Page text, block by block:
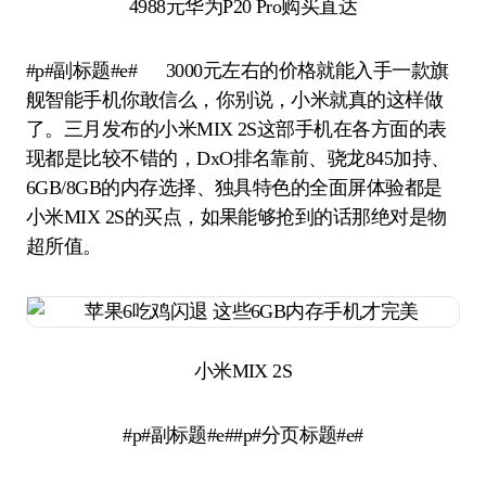
4988元华为P20 Pro购买直达
#p#副标题#e# 3000元左右的价格就能入手一款旗
舰智能手机你敢信么，你别说，小米就真的这样做
了。三月发布的小米MIX 2S这部手机在各方面的表
现都是比较不错的，DxO排名靠前、骁龙845加持、
6GB/8GB的内存选择、独具特色的全面屏体验都是
小米MIX 2S的买点，如果能够抢到的话那绝对是物
超所值。
小米MIX 2S
#p#副标题#e##p#分页标题#e#